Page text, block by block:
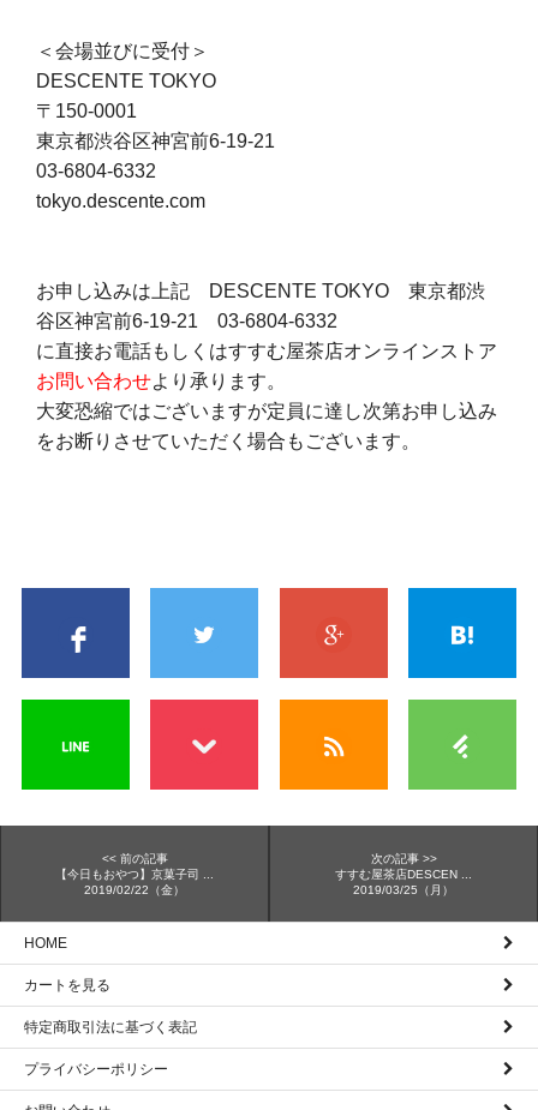
＜会場並びに受付＞
DESCENTE TOKYO
〒150-0001
東京都渋谷区神宮前6-19-21
03-6804-6332
tokyo.descente.com
お申し込みは上記 DESCENTE TOKYO 東京都渋
谷区神宮前6-19-21 03-6804-6332
に直接お電話もしくはすすむ屋茶店オンラインストア
お問い合わせより承ります。
大変恐縮ではございますが定員に達し次第お申し込み
をお断りさせていただく場合もございます。
<< 前の記事
【今日もおやつ】京菓子司 ...
2019/02/22（金）
次の記事 >>
すすむ屋茶店DESCEN ...
2019/03/25（月）
HOME
カートを見る
特定商取引法に基づく表記
プライバシーポリシー